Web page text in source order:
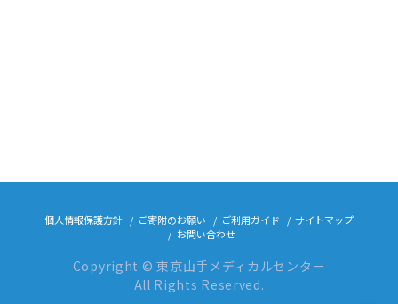
個人情報保護方針 ご寄附のお願い ご利用ガイド
サイトマップ
お問い合わせ
Copyright © 東京山手メディカルセンター
All Rights Reserved.